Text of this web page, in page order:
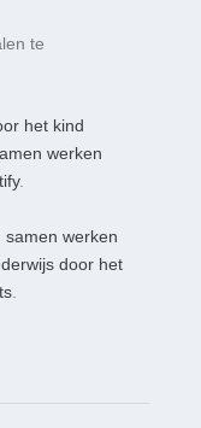
te
het kind
werken
.
samen werken
door het
.